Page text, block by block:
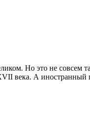
Но это не
века. А